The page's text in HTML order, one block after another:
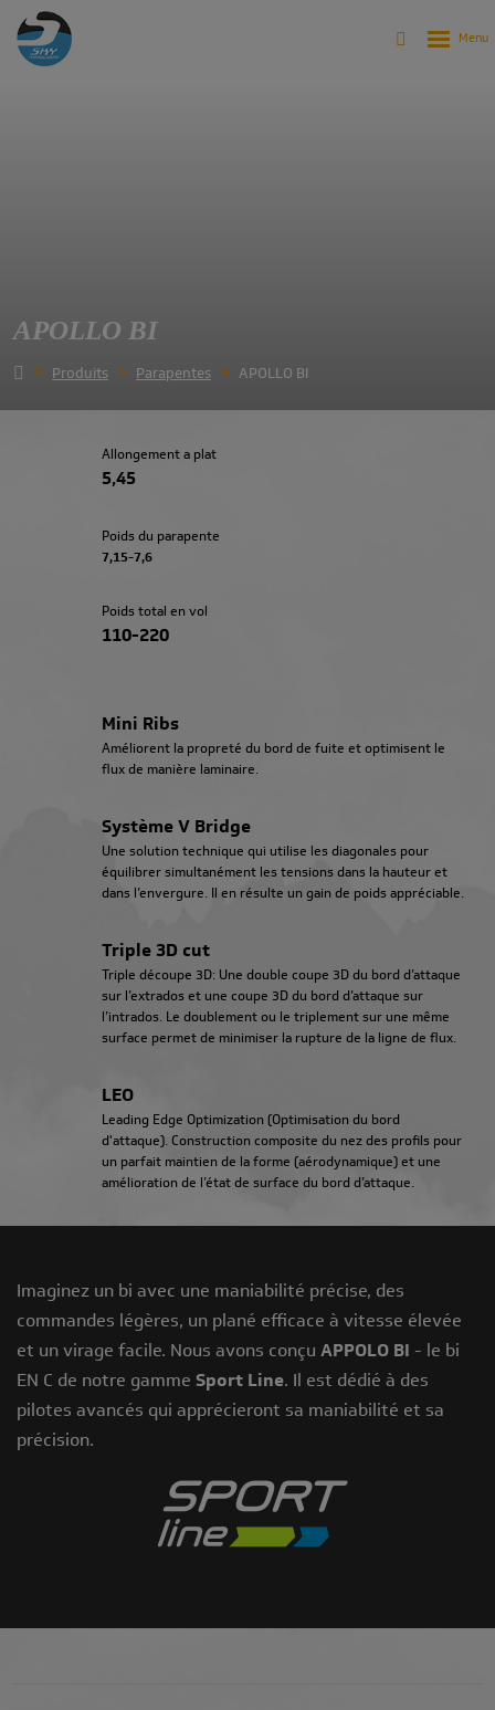
APOLLO BI
Produits Parapentes APOLLO BI
Allongement a plat
5,45
Poids du parapente
7,15-7,6
Poids total en vol
110-220
Mini Ribs
Améliorent la propreté du bord de fuite et optimisent le
flux de manière laminaire.
Système V Bridge
Une solution technique qui utilise les diagonales pour
équilibrer simultanément les tensions dans la hauteur et
dans l’envergure. Il en résulte un gain de poids appréciable.
Triple 3D cut
Triple découpe 3D: Une double coupe 3D du bord d’attaque
sur l’extrados et une coupe 3D du bord d’attaque sur
l’intrados. Le doublement ou le triplement sur une même
surface permet de minimiser la rupture de la ligne de flux.
LEO
Leading Edge Optimization (Optimisation du bord
d'attaque). Construction composite du nez des profils pour
un parfait maintien de la forme (aérodynamique) et une
amélioration de l’état de surface du bord d’attaque.
Imaginez un bi avec une maniabilité précise, des
commandes légères, un plané efficace à vitesse élevée
et un virage facile. Nous avons conçu APPOLO BI - le bi
EN C de notre gamme Sport Line. Il est dédié à des
pilotes avancés qui apprécieront sa maniabilité et sa
précision.